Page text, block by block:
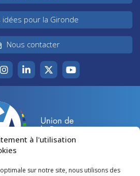
à l'utilisation
sur notre site, nous utilisons des
idées pour la Gironde
Nous contacter